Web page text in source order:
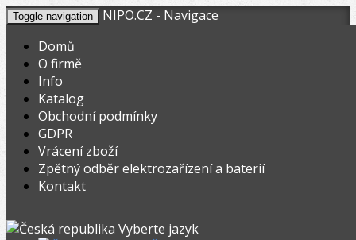
Toggle navigation
NIPO.CZ - Navigace
Domů
O firmě
Info
Katalog
Obchodní podmínky
GDPR
Vrácení zboží
Zpětný odběr elektrozařízení a baterií
Kontakt
Vyberte jazyk
V nákupním košíku máte
Celkem: 0,00
Registrovat Přihlásit
NIPO.CZ
Ridgid švédský hasák 3/4˝
Ridgid švédský hasák 3/4˝